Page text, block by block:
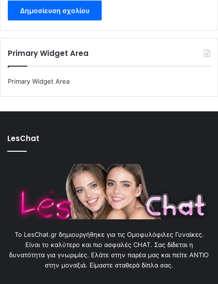
Primary Widget Area
Primary Widget Area
LesChat
To LesChat.gr δημιουργήθηκε για τις Ομοφυλόφιλες Γυναίκες.
Είναι το καλύτερο και πιο ασφαλές CHAT. Σας δίδεται η
δυνατότητα για γνωριμίες. Ελάτε στην παρέα μας και πείτε ΑΝΤΙΟ
στην μοναξιά. Είμαστε σταθερά δίπλα σας.